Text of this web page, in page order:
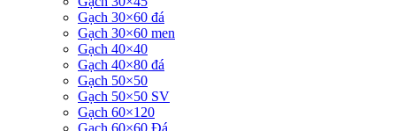
Gạch 30×60 đá
Gạch 30×60 men
Gạch 40×40
Gạch 40×80 đá
Gạch 50×50
Gạch 50×50 SV
Gạch 60×120
Gạch 60×60 Đá